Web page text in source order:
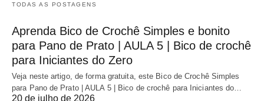
TODAS AS POSTAGENS
Aprenda Bico de Crochê Simples e bonito
para Pano de Prato | AULA 5 | Bico de crochê
para Iniciantes do Zero
Veja neste artigo, de forma gratuita, este Bico de Crochê Simples
para Pano de Prato | AULA 5 | Bico de crochê para Iniciantes do…
20 de julho de 2026